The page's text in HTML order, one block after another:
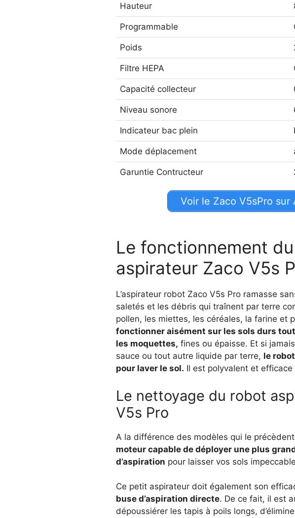
Hauteur
Programmable
Poids
Filtre HEPA
Capacité collecteur
Niveau sonore
Indicateur bac plein
Mode déplacement
Garuntie Contructeur
Voir le Zaco V5sPro sur
Le fonctionnement
aspirateur Zaco V5s
L’aspirateur robot Zaco V5s Pro ramasse
saletés et les débris qui traînent par terre
pollen, les miettes, les céréales, la farine et
fonctionner aisément sur les sols durs
les moquettes, fines ou épaisse. Et si
sauce ou tout autre liquide par terre, le
pour laver le sol. Il est polyvalent et efficace
Le nettoyage du robot
V5s Pro
A la différence des modèles qui le
moteur capable de déployer une plus
d’aspiration pour laisser vos sols
Ce petit aspirateur doit également son
buse d’aspiration directe. De ce fait, il est
dépoussiérer les tapis à poils longs,